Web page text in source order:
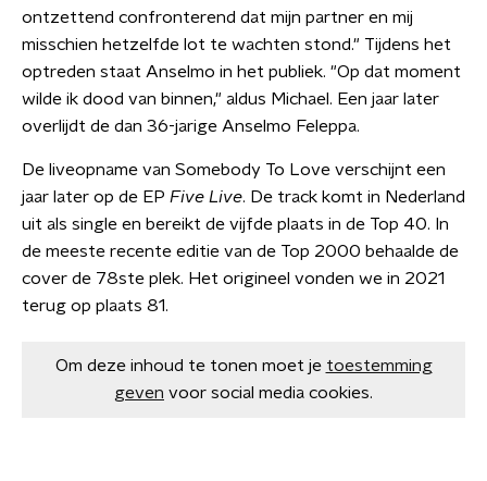
ontzettend confronterend dat mijn partner en mij
misschien hetzelfde lot te wachten stond." Tijdens het
optreden staat Anselmo in het publiek. "Op dat moment
wilde ik dood van binnen," aldus Michael. Een jaar later
overlijdt de dan 36-jarige Anselmo Feleppa.
De liveopname van Somebody To Love verschijnt een
jaar later op de EP Five Live. De track komt in Nederland
uit als single en bereikt de vijfde plaats in de Top 40. In
de meeste recente editie van de Top 2000 behaalde de
cover de 78ste plek. Het origineel vonden we in 2021
terug op plaats 81.
Om deze inhoud te tonen moet je toestemming
geven voor social media cookies.